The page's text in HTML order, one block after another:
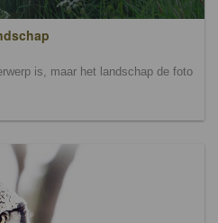
is, maar het landschap de foto